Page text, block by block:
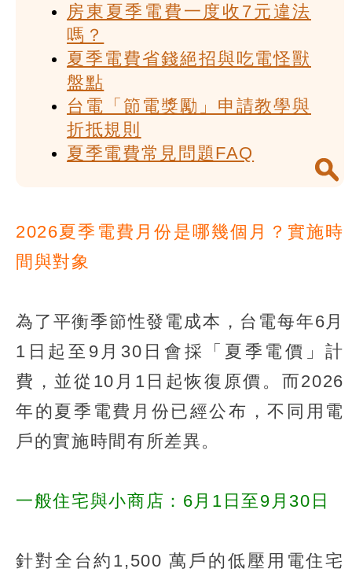
房東夏季電費一度收7元違法
嗎？
夏季電費省錢絕招與吃電怪獸
盤點
台電「節電獎勵」申請教學與
折抵規則
夏季電費常見問題FAQ
2026夏季電費月份是哪幾個月？實施時
間與對象
為了平衡季節性發電成本，台電每年6月
1日起至9月30日會採「夏季電價」計
費，並從10月1日起恢復原價。而2026
年的夏季電費月份已經公布，不同用電
戶的實施時間有所差異。
一般住宅與小商店：6月1日至9月30日
針對全台約1,500 萬戶的低壓用電住宅